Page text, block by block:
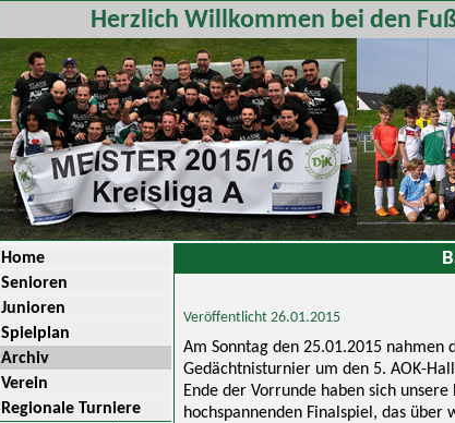
Herzlich Willkommen bei den
Home
Senioren
Junioren
Spielplan
Archiv
Verein
Regionale Turniere
Veröffentlicht 26.01.2015
Am Sonntag den 25.01.2015 nahmen
Gedächtnisturnier um den 5. AOK-
Ende der Vorrunde haben sich
hochspannenden Finalspiel, das